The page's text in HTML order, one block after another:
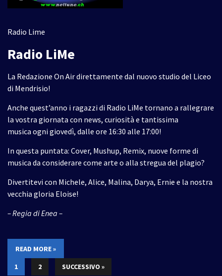
Radio Lime
Radio LiMe
La Redazione On Air direttamente dal nuovo studio del Liceo
di Mendrisio!
Anche quest’anno i ragazzi di Radio LiMe tornano a rallegrare
la vostra giornata con news, curiosità e tantissima
musica ogni giovedì, dalle ore 16:30 alle 17:00!
In questa puntata: Cover, Mushup, Remix, nuove forme di
musica da considerare come arte o alla stregua del plagio?
Divertitevi con Michele, Alice, Malina, Darya, Ernie e la nostra
vecchia gloria Eloise!
– Regia di Enea –
READ MORE »
1
2 SUCCESSIVO »